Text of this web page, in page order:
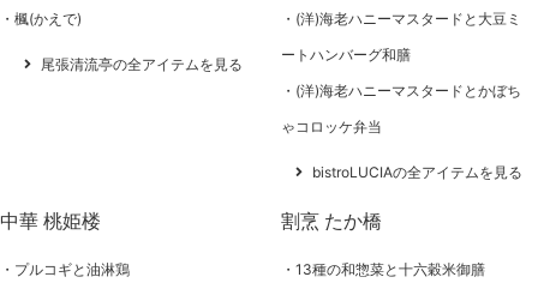
楓(かえで)
尾張清流亭の全アイテムを見る
(洋)海老ハニーマスタードと大豆ミ
ートハンバーグ和膳
(洋)海老ハニーマスタードとかぼち
ゃコロッケ弁当
bistroLUCIAの全アイテムを見る
中華 桃姫楼
プルコギと油淋鶏
割烹 たか橋
13種の和惣菜と十六穀米御膳